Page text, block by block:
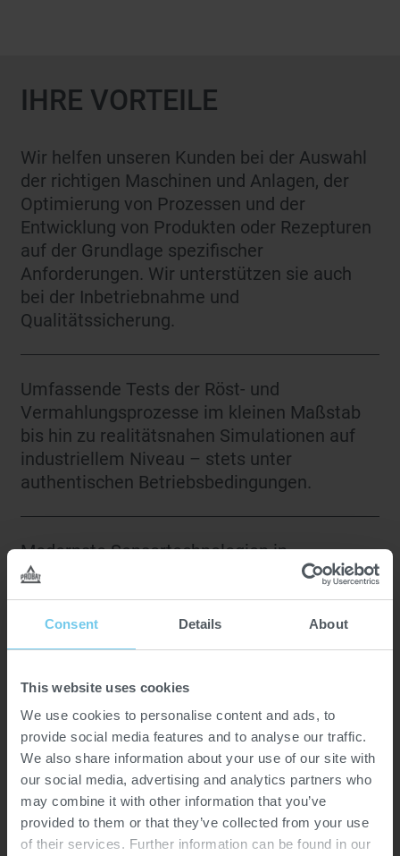
Consent Details About
This website uses cookies
We use cookies to personalise content and ads, to
provide social media features and to analyse our traffic.
We also share information about your use of our site with
our social media, advertising and analytics partners who
may combine it with other information that you’ve
provided to them or that they’ve collected from your use
of their services. Further information can be found in our
IHRE VORTEILE
Wir helfen unseren Kunden bei der Auswahl
der richtigen Maschinen und Anlagen, der
Optimierung von Prozessen und der
Entwicklung von Produkten oder Rezepturen
auf der Grundlage spezifischer
Anforderungen. Wir unterstützen sie auch
bei der Inbetriebnahme und
Qualitätssicherung.
Umfassende Tests der Röst- und
Vermahlungsprozesse im kleinen Maßstab
bis hin zu realitätsnahen Simulationen auf
industriellem Niveau – stets unter
authentischen Betriebsbedingungen.
Modernste Sensortechnologien in
Kombination mit Prozesssimulation auf
Basis digitaler Zwillinge ermöglichen eine
präzise Steuerung sowie eine
datengestützte Echtzeitoptimierung.
Tests des gesamten Maschinenportfolios
unter realen Bedingungen, Bewertung der
Systemleistung sowie fachkundige
Begleitung bei FATs und der
Geräteimplementierung.